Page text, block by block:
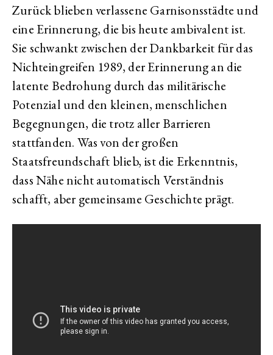
Zurück blieben verlassene Garnisonsstädte und
eine Erinnerung, die bis heute ambivalent ist.
Sie schwankt zwischen der Dankbarkeit für das
Nichteingreifen 1989, der Erinnerung an die
latente Bedrohung durch das militärische
Potenzial und den kleinen, menschlichen
Begegnungen, die trotz aller Barrieren
stattfanden. Was von der großen
Staatsfreundschaft blieb, ist die Erkenntnis,
dass Nähe nicht automatisch Verständnis
schafft, aber gemeinsame Geschichte prägt.